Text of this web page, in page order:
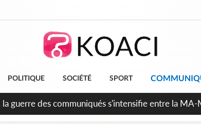
POLITIQUE SOCIÉTÉ SPORT
2026, Thiam plaide pour un environnement